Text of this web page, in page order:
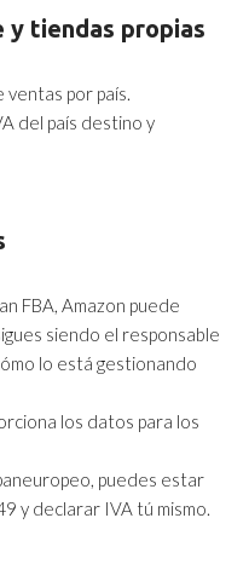
y tiendas propias
por país.
del país destino y
FBA, Amazon puede
siendo el responsable
lo está gestionando
los datos para los
puedes estar
y declarar IVA tú mismo.